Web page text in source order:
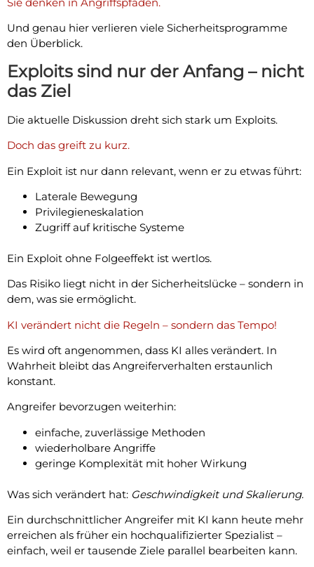
Und genau hier verlieren viele Sicherheitsprogramme
den Überblick.
Exploits sind nur der Anfang – nicht
das Ziel
Die aktuelle Diskussion dreht sich stark um Exploits.
Doch das greift zu kurz.
Ein Exploit ist nur dann relevant, wenn er zu etwas führt:
Laterale Bewegung
Privilegieneskalation
Zugriff auf kritische Systeme
Ein Exploit ohne Folgeeffekt ist wertlos.
Das Risiko liegt nicht in der Sicherheitslücke – sondern in
dem, was sie ermöglicht.
KI verändert nicht die Regeln – sondern das Tempo!
Es wird oft angenommen, dass KI alles verändert. In
Wahrheit bleibt das Angreiferverhalten erstaunlich
konstant.
Angreifer bevorzugen weiterhin:
einfache, zuverlässige Methoden
wiederholbare Angriffe
geringe Komplexität mit hoher Wirkung
Was sich verändert hat: Geschwindigkeit und Skalierung.
Ein durchschnittlicher Angreifer mit KI kann heute mehr
erreichen als früher ein hochqualifizierter Spezialist –
einfach, weil er tausende Ziele parallel bearbeiten kann.